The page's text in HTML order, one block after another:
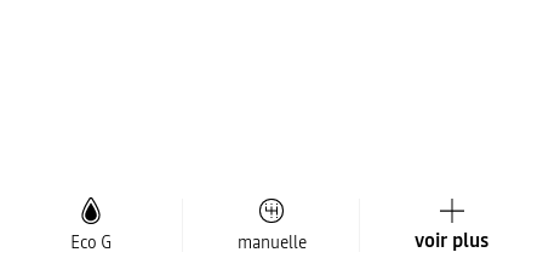
Eco G manuelle voir plus